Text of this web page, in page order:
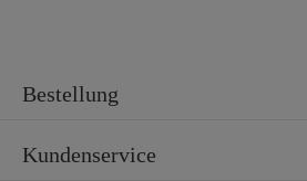
Bestellung
Kundenservice